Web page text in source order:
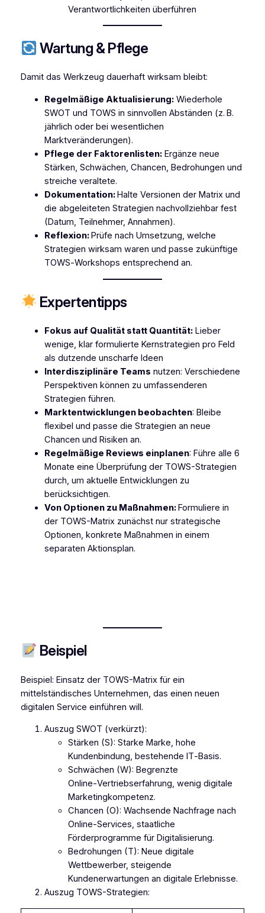
Verantwortlichkeiten überführen
Wartung & Pflege
Damit das Werkzeug dauerhaft wirksam bleibt:
Regelmäßige Aktualisierung:Wiederhole
SWOT und TOWS in sinnvollen Abständen (z. B.
jährlich oder bei wesentlichen
Marktveränderungen).
Pflege der Faktorenlisten:Ergänze neue
Stärken, Schwächen, Chancen, Bedrohungen und
streiche veraltete.
Dokumentation:Halte Versionen der Matrix und
die abgeleiteten Strategien nachvollziehbar fest
(Datum, Teilnehmer, Annahmen).
Reflexion:Prüfe nach Umsetzung, welche
Strategien wirksam waren und passe zukünftige
TOWS‑Workshops entsprechend an.
Expertentipps
Fokus auf Qualität statt Quantität:Lieber
wenige, klar formulierte Kernstrategien pro Feld
als dutzende unscharfe Ideen
Interdisziplinäre Teams nutzen: Verschiedene
Perspektiven können zu umfassenderen
Strategien führen.
Marktentwicklungen beobachten: Bleibe
flexibel und passe die Strategien an neue
Chancen und Risiken an.
Regelmäßige Reviews einplanen: Führe alle 6
Monate eine Überprüfung der TOWS-Strategien
durch, um aktuelle Entwicklungen zu
berücksichtigen.
Von Optionen zu Maßnahmen:Formuliere in
der TOWS-Matrix zunächst nur strategische
Optionen, konkrete Maßnahmen in einem
separaten Aktionsplan.
Beispiel
Beispiel: Einsatz der TOWS-Matrix für ein
mittelständisches Unternehmen, das einen neuen
digitalen Service einführen will.
Auszug SWOT (verkürzt):
Stärken (S): Starke Marke, hohe
Kundenbindung, bestehende IT‑Basis.
Schwächen (W): Begrenzte
Online‑Vertriebserfahrung, wenig digitale
Marketingkompetenz.
Chancen (O): Wachsende Nachfrage nach
Online‑Services, staatliche
Förderprogramme für Digitalisierung.
Bedrohungen (T): Neue digitale
Wettbewerber, steigende
Kundenerwartungen an digitale Erlebnisse.
Auszug TOWS-Strategien: